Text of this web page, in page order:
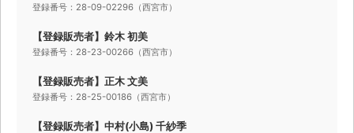
登録番号：28-09-02296（西宮市）
【登録販売者】鈴木 初美
登録番号：28-23-00266（西宮市）
【登録販売者】正木 文美
登録番号：28-25-00186（西宮市）
【登録販売者】中村(小島) 千紗季